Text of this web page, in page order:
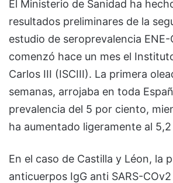
El Ministerio de Sanidad ha
resultados preliminares de la
estudio de seroprevalencia ENE-
comenzó hace un mes el
Carlos III (ISCIII). La primera
semanas, arrojaba en toda
prevalencia del 5 por ciento,
ha aumentado ligeramente al
En el caso de Castilla y Léon, la
anticuerpos IgG anti SARS-